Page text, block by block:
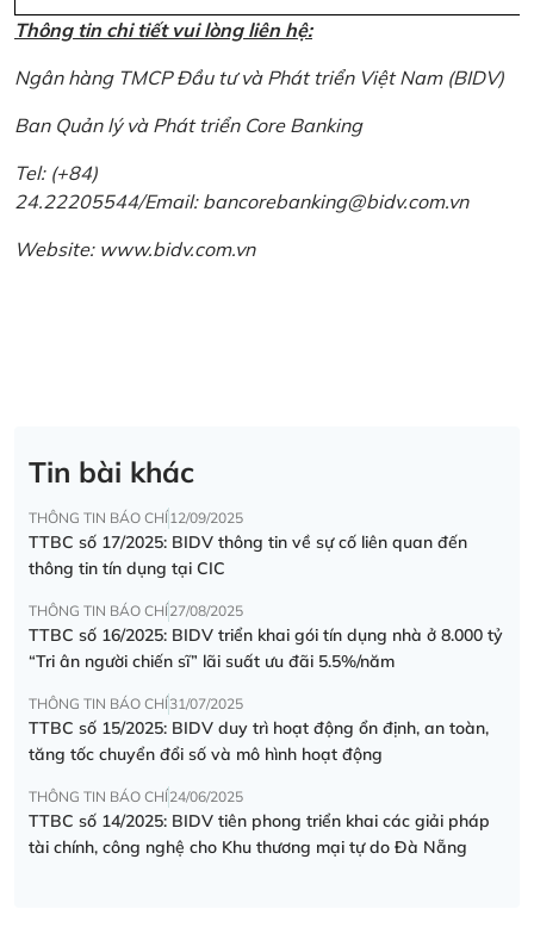
Thông tin chi tiết vui lòng liên hệ:
Ngân hàng TMCP Đầu tư và Phát triển Việt Nam (BIDV)
Ban Quản lý và Phát triển Core Banking
Tel: (+84)
24.22205544/Email: bancorebanking@bidv.com.vn
Website: www.bidv.com.vn
Tin bài khác
THÔNG TIN BÁO CHÍ12/09/2025
TTBC số 17/2025: BIDV thông tin về sự cố liên quan đến
thông tin tín dụng tại CIC
THÔNG TIN BÁO CHÍ27/08/2025
TTBC số 16/2025: BIDV triển khai gói tín dụng nhà ở 8.000 tỷ
“Tri ân người chiến sĩ” lãi suất ưu đãi 5.5%/năm
THÔNG TIN BÁO CHÍ31/07/2025
TTBC số 15/2025: BIDV duy trì hoạt động ổn định, an toàn,
tăng tốc chuyển đổi số và mô hình hoạt động
THÔNG TIN BÁO CHÍ24/06/2025
TTBC số 14/2025: BIDV tiên phong triển khai các giải pháp
tài chính, công nghệ cho Khu thương mại tự do Đà Nẵng